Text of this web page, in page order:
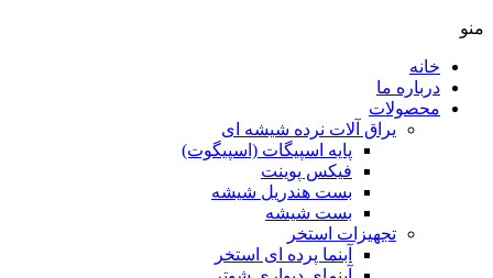
منو
خانه
درباره ما
محصولات
یراق آلات نرده شیشه ای
پایه اسپیگات (اسپیگوت)
فیکس پوینت
بست هندریل شیشه
بست شیشه
تجهیزات استخر
آبنما پرده ای استخر